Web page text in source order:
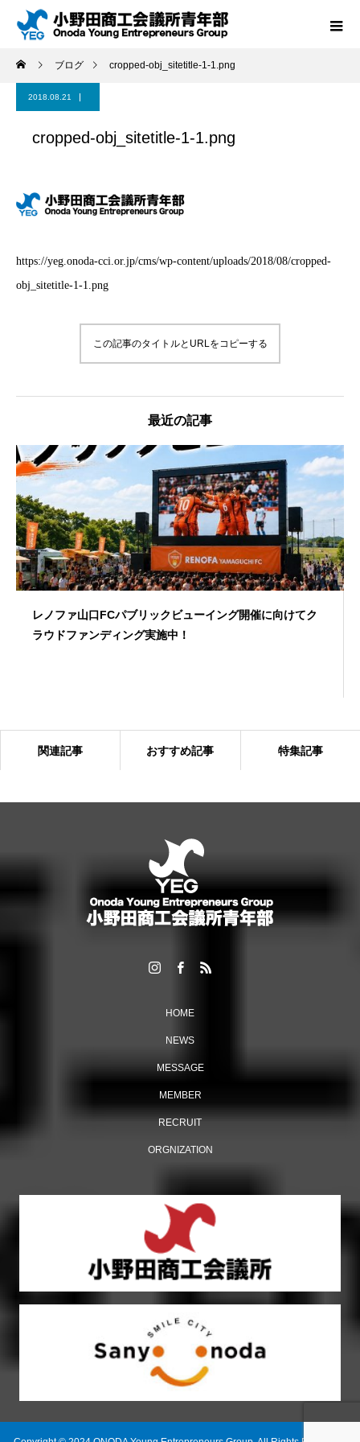
ブログ cropped-obj_sitetitle-1-1.png
2018.08.21
cropped-obj_sitetitle-1-1.png
https://yeg.onoda-cci.or.jp/cms/wp-content/uploads/2018/08/cropped-
obj_sitetitle-1-1.png
この記事のタイトルとURLをコピーする
最近の記事
レノファ山口FCパブリックビューイング開催に向けてク
ラウドファンディング実施中！
「6団体親睦ゴルフ大会」を開催しました！
多くの来場者でにぎわった「おのだ七夕まつり」開催！
【おのだ七夕まつり2026】ケント・モリが小野田にやっ
関連記事 おすすめ記事 特集記事
HOME
NEWS
MESSAGE
MEMBER
RECRUIT
ORGNIZATION